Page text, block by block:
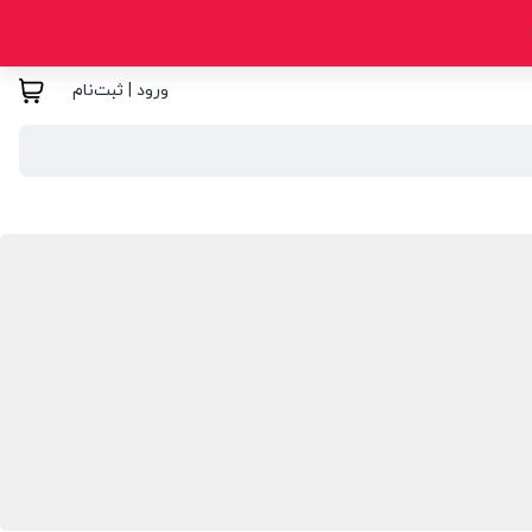
ورود | ثبت‌نام